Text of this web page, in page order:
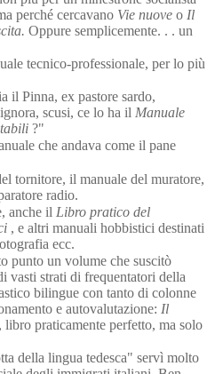
perché cercavano Vie nuove o Il
Oppure semplicemente. . . un
tecnico-professionale, per lo più
Pinna, ex pastore sardo,
scusi, ce lo ha il Manuale
?"
che andava come il pane
tornitore, il manuale del muratore,
radio.
anche il Libro pratico del
, e altri manuali hobbistici destinati
ecc.
punto un volume che suscitò
vasti strati di frequentatori della
bilingue con tanto di colonne
e autovalutazione: Il
, libro praticamente perfetto, ma solo
della lingua tedesca" servì molto